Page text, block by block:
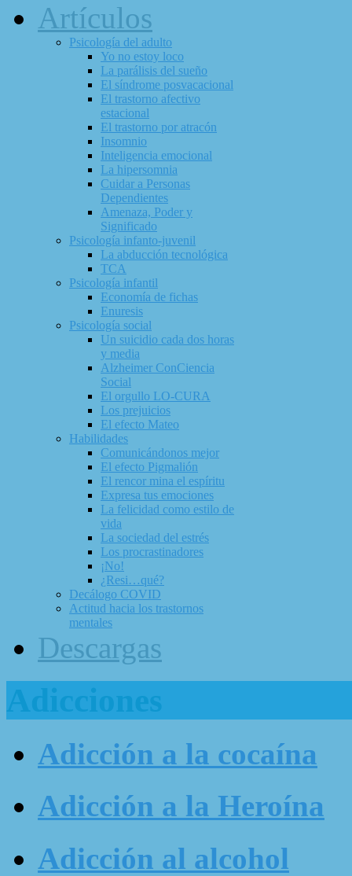
Artículos
Psicología del adulto
Yo no estoy loco
La parálisis del sueño
El síndrome posvacacional
El trastorno afectivo
estacional
El trastorno por atracón
Insomnio
Inteligencia emocional
La hipersomnia
Cuidar a Personas
Dependientes
Amenaza, Poder y
Significado
Psicología infanto-juvenil
La abducción tecnológica
TCA
Psicología infantil
Economía de fichas
Enuresis
Psicología social
Un suicidio cada dos horas
y media
Alzheimer ConCiencia
Social
El orgullo LO-CURA
Los prejuicios
El efecto Mateo
Habilidades
Comunicándonos mejor
El efecto Pigmalión
El rencor mina el espíritu
Expresa tus emociones
La felicidad como estilo de
vida
La sociedad del estrés
Los procrastinadores
¡No!
¿Resi…qué?
Decálogo COVID
Actitud hacia los trastornos
mentales
Descargas
Adicciones
Adicción a la cocaína
Adicción a la Heroína
Adicción al alcohol